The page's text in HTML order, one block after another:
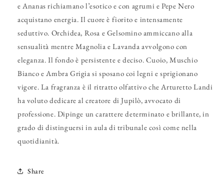
e Ananas richiamano l’esotico e con agrumi e Pepe Nero
acquistano energia. Il cuore è fiorito e intensamente
seduttivo. Orchidea, Rosa e Gelsomino ammiccano alla
sensualità mentre Magnolia e Lavanda avvolgono con
eleganza. Il fondo è persistente e deciso. Cuoio, Muschio
Bianco e Ambra Grigia si sposano coi legni e sprigionano
vigore. La fragranza è il ritratto olfattivo che Arturetto Landi
ha voluto dedicare al creatore di Jupilò, avvocato di
professione. Dipinge un carattere determinato e brillante, in
grado di distinguersi in aula di tribunale così come nella
quotidianità.
Share